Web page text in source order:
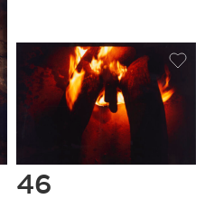
46